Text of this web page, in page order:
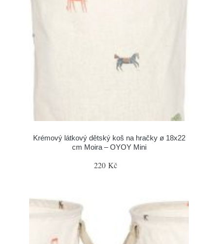
Krémový látkový dětský koš na hračky ø 18x22
cm Moira – OYOY Mini
220 Kč